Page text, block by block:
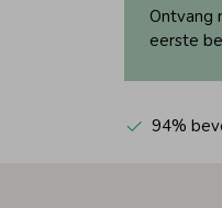
Ontvang
eerste
94%